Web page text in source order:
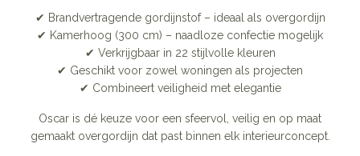
✔ Brandvertragende gordijnstof – ideaal als overgordijn
✔ Kamerhoog (300 cm) – naadloze confectie mogelijk
✔ Verkrijgbaar in 22 stijlvolle kleuren
✔ Geschikt voor zowel woningen als projecten
✔ Combineert veiligheid met elegantie
Oscar is dé keuze voor een sfeervol, veilig en op maat
gemaakt overgordijn dat past binnen elk interieurconcept.